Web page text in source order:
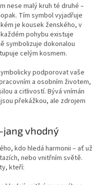
nese malý kruh té druhé –
Tím symbol vyjadřuje
je kousek ženského, v
pohybu existuje
symbolizuje dokonalou
celým kosmem.
podporovat vaše
a osobním životem,
a citlivostí. Bývá vnímán
překážkou, ale zdrojem
jang vhodný
kdo hledá harmonii – ať už
nebo vnitřním světě.
kteří: